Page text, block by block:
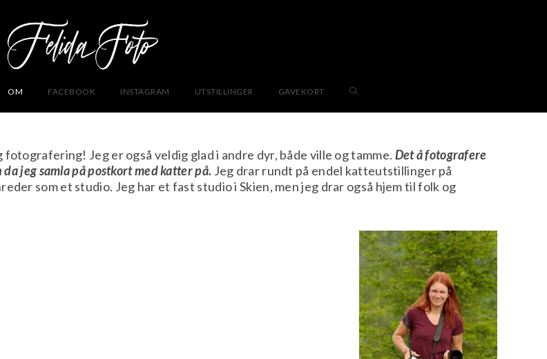
OM FACEBOOK INSTAGRAM UTSTILLINGER GAVEKORT
Jeg er også veldig glad i andre dyr, både ville og tamme. Det å fotografere
jeg samla på postkort med katter på. Jeg drar rundt på endel katteutstillinger på
som et studio. Jeg har et fast studio i Skien, men jeg drar også hjem til folk og